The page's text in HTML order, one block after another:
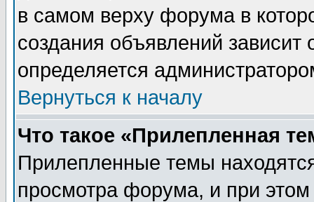
в самом верху форума в
создания объявлений зависит
определяется
Вернуться к началу
Что такое «Прилепленная
Прилепленные темы
просмотра форума, и при